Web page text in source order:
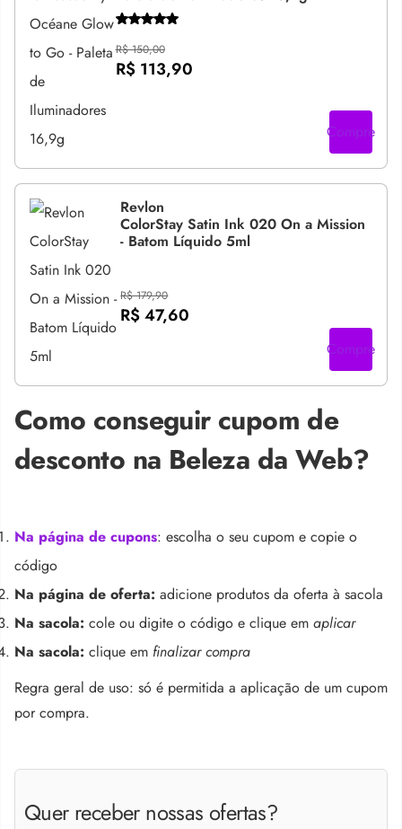
R$ 150,00
R$ 113,90
Compre
Revlon
ColorStay Satin Ink 020 On a Mission
- Batom Líquido 5ml
R$ 179,90
R$ 47,60
Compre
Como conseguir cupom de
desconto na Beleza da Web?
Na página de cupons: escolha o seu cupom e copie o
código
Na página de oferta: adicione produtos da oferta à sacola
Na sacola: cole ou digite o código e clique em aplicar
Na sacola: clique em finalizar compra
Regra geral de uso: só é permitida a aplicação de um cupom
por compra.
Quer receber nossas ofertas?